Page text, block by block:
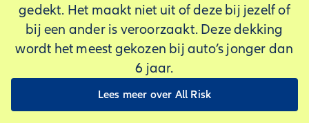
gedekt. Het maakt niet uit of deze bij jezelf of
bij een ander is veroorzaakt. Deze dekking
wordt het meest gekozen bij auto’s jonger dan
6 jaar.
Lees meer over All Risk